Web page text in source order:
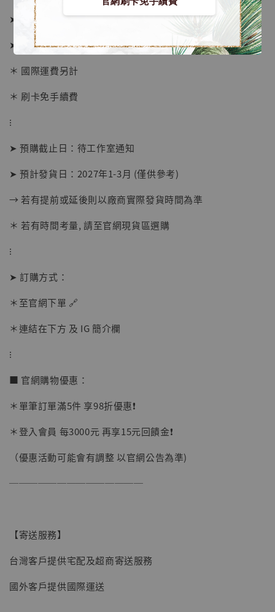
NT$ 1,500
加入購物車
子彈飛 鵝城縣長 張麻子 [BK01]
NT$ 4,980
➤ 1/6價格 9180元 (訂金3180)
➤ 1/4價格 12780元 (訂金4280)
＊ 國際運費另計
＊ 刷卡免手續費
⁝
➤ 預購截止日：待工作室通知
➤ 預計發貨日：2027年1-3月 (僅供參考)
→ 若有提前或延後則以廠商實際發貨時間為準
＊ 若有時間考量, 請至官網現貨區選購
⁝
➤ 訂購方式：
＊至官網下單 🔗
＊連結在下方 及 IG 簡介欄
⁝
■ 官網購物優惠：
＊單筆訂單滿5件 享98折優惠❗️
＊登入會員 每3000元 再享15元回饋金❗️
（優惠活動可能會有調整 以官網公告為準)
──────────────
【寄送服務】
台灣客戶提供宅配及超商寄送服務
國外客戶提供國際運送